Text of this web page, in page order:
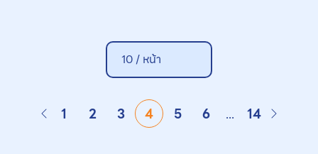
10 / หน้า
1 2 3 4 5 6 ... 14